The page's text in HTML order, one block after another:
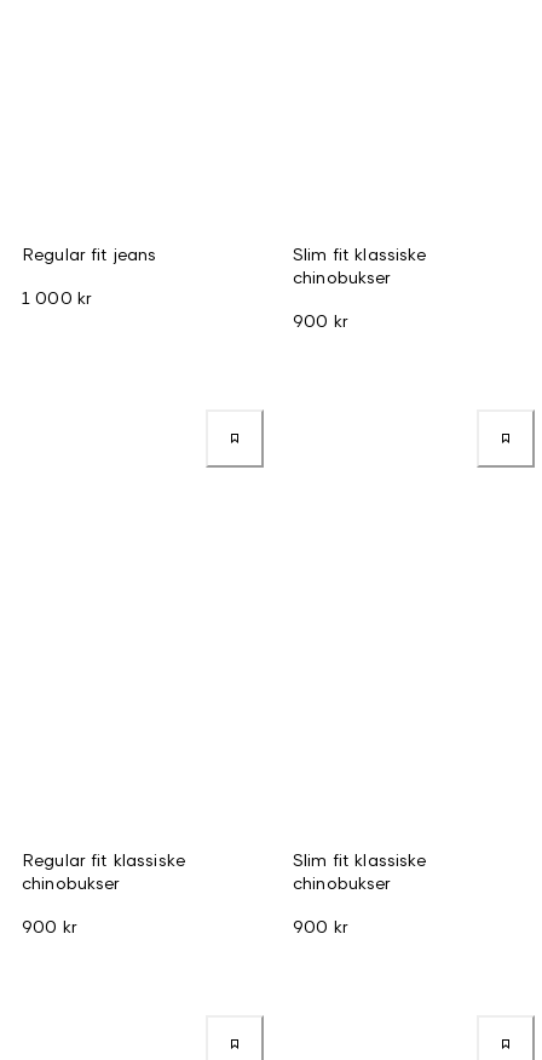
Regular fit jeans
1 000 kr
Slim fit klassiske
chinobukser
900 kr
Regular fit klassiske
chinobukser
900 kr
Slim fit klassiske
chinobukser
900 kr